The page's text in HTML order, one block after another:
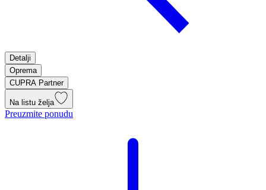
Detalji
Oprema
CUPRA Partner
Na listu želja
Preuzmite ponudu